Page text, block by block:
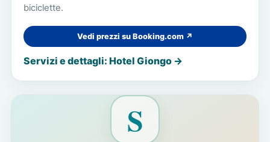
biciclette.
Vedi prezzi su Booking.com ↗
Servizi e dettagli: Hotel Giongo →
S